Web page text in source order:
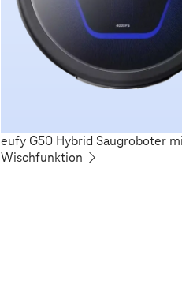
eufy G50 Hybrid Saugroboter
Wischfunktion